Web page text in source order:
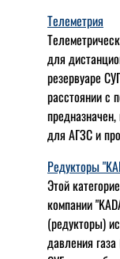
Телеметрия
для
резервуаре
расстоянии с
для АГЗС и
Редукторы
Этой
компании
(редукторы)
давления